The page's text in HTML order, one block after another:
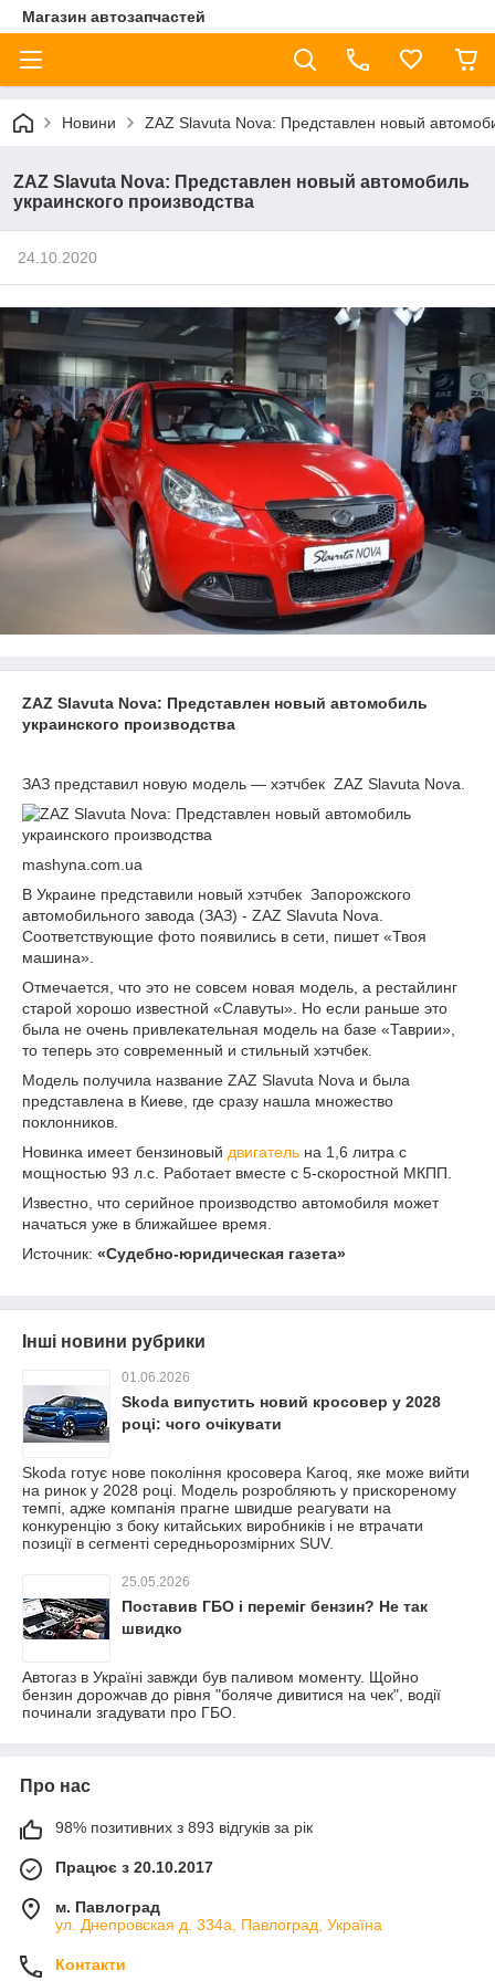
Магазин автозапчастей
Новини ZAZ Slavuta Nova: Представлен новый
ZAZ Slavuta Nova: Представлен новый автомобиль
украинского производства
24.10.2020
ZAZ Slavuta Nova: Представлен новый автомобиль
украинского производства
ЗАЗ представил новую модель — хэтчбек ZAZ Slavuta Nova.
mashyna.com.ua
В Украине представили новый хэтчбек Запорожского
автомобильного завода (ЗАЗ) - ZAZ Slavuta Nova.
Соответствующие фото появились в сети, пишет «Твоя
машина».
Отмечается, что это не совсем новая модель, а рестайлинг
старой хорошо известной «Славуты». Но если раньше это
была не очень привлекательная модель на базе «Таврии»,
то теперь это современный и стильный хэтчбек.
Модель получила название ZAZ Slavuta Nova и была
представлена в Киеве, где сразу нашла множество
поклонников.
Новинка имеет бензиновый двигатель на 1,6 литра с
мощностью 93 л.с. Работает вместе с 5-скоростной МКПП.
Известно, что серийное производство автомобиля может
начаться уже в ближайшее время.
Источник: «Судебно-юридическая газета»
Інші новини рубрики
01.06.2026
Skoda випустить новий кросовер у 2028
році: чого очікувати
Skoda готує нове покоління кросовера Karoq, яке може вийти
на ринок у 2028 році. Модель розробляють у прискореному
темпі, адже компанія прагне швидше реагувати на
конкуренцію з боку китайських виробників і не втрачати
позиції в сегменті середньорозмірних SUV.
25.05.2026
Поставив ГБО і переміг бензин? Не так
швидко
Автогаз в Україні завжди був паливом моменту. Щойно
бензин дорожчав до рівня "боляче дивитися на чек", водії
починали згадувати про ГБО.
Про нас
98% позитивних з 893 відгуків за рік
Працює з 20.10.2017
м. Павлоград
ул. Днепровская д. 334а, Павлоград, Україна
Контакти